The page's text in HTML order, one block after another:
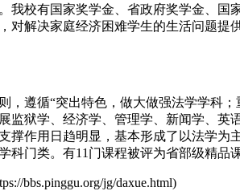
我校有国家奖学金、省政府奖学金、
对解决家庭经济困难学生的生活问题
，遵循“突出特色，做大做强法学学科
监狱学、经济学、管理学、新闻学、
作用日趋明显，基本形成了以法学为
门类。有11门课程被评为省部级精品
bbs.pinggu.org/jg/daxue.html)